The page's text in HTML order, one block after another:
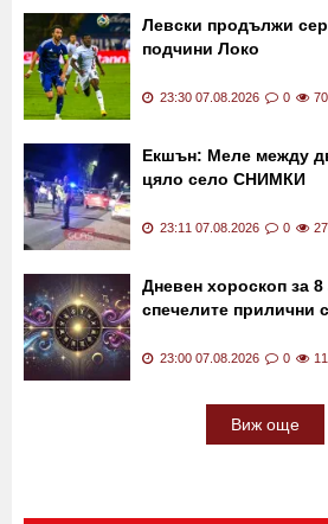
Левски продължи
подчини Локо
23:30 07.08.2026 0 70
Екшън: Меле между
цяло село СНИМКИ
23:11 07.08.2026 0
Дневен хороскоп за
спечелите прилични
23:00 07.08.2026 0
Виж още